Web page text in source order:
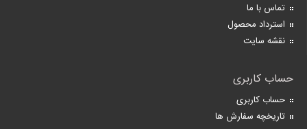
تماس با ما
استرداد محصول
نقشه سایت
حساب کاربری
حساب کاربری
تاریخچه سفارش ها